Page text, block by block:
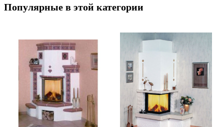
Популярные в этой категории